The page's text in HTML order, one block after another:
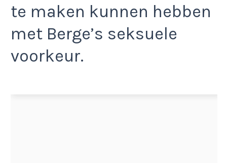
te maken kunnen hebben
met Berge’s seksuele
voorkeur.